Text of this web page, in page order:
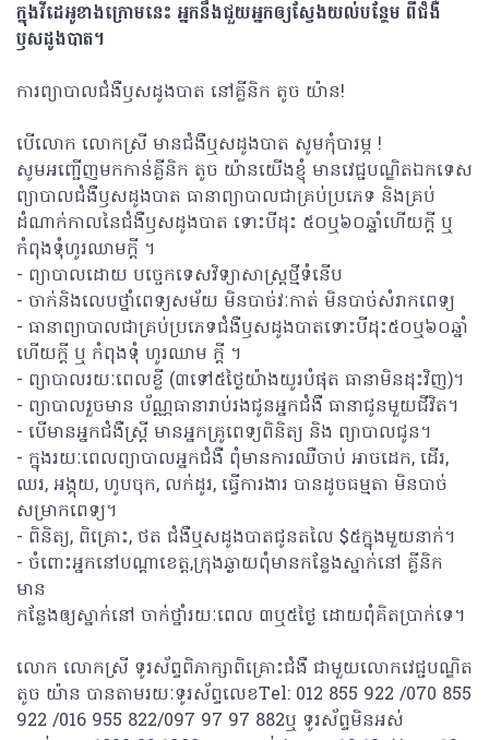
ក្នុងវីដេអូខាងក្រោមនេះ អ្នកនឹងជួយអ្នកឲ្យស្វែងយល់បន្ថែម ពីជំងឺ
ឫសដូងបាត។
ការព្យាបាល​ជំងឺឫសដូងបាត នៅគ្លីនិក តូច យ៉ាន​!
បើលោក លោកស្រី មានជំងឺឬសដូងបាត សូមកុំបារម្ភ !
សូមអញ្ជើញមកកាន់គ្លីនិក តូច យ៉ានយើងខ្ញុំ មានវេជ្ជបណ្ឌិតឯកទេស
ព្យាបាលជំងឺឫសដូងបាត ធានាព្យាបាលជាគ្រប់ប្រភេទ និងគ្រប់
ដំណាក់កាលនៃជំងឺឫសដូងបាត ទោះបីដុះ ៥០ឬ៦០ឆ្នាំហើយក្តី ឬ
កំពុងទុំហូរឈាមក្តី ។
- ព្យាបាលដោយ បច្ចេកទេសវិទ្យាសាស្រ្តថ្មីទំនើប
- ចាក់និងលេបថ្នាំពេទ្យសម័យ មិនបាច់វៈកាត់ មិនបាច់សំរាកពេទ្យ
- ធានាព្យាបាលជាគ្រប់ប្រភេទ​ជំងឺឫសដូងបាតទោះបីដុះ៥០ឬ៦០ឆ្នាំ
ហើយក្តី ឬ កំពុងទុំ ហូរឈាម ក្តី ។
- ព្យាបាលរយៈពេលខ្លី (៣ទៅ៥ថ្ងៃយ៉ាងយូរបំផុត ធានាមិនដុះវិញ)។
- ព្យាបាលរួចមាន ប័ណ្ណធានារាប់រងជូនអ្នកជំងឺ ធានាជូនមួយជីវិត។
- បើមានអ្នកជំងឺស្ត្រី មានអ្នកគ្រូពេទ្យពិនិត្យ និង ព្យាបាលជូន។
- ក្នុងរយៈពេលព្យាបាលអ្នកជំងឺ ពុំមានការឈឺចាប់ អាចដេក, ដើរ,
ឈរ, អង្គុយ, ហូបចុក, លក់ដូរ, ធ្វើការងារ បានដូចធម្មតា មិនបាច់
សម្រាកពេទ្យ។
- ពិនិត្យ, ពិគ្រោះ, ថត ជំងឺឬសដូងបាតជូនតលៃ $៥ក្នុងមួយនាក់។
- ចំពោះអ្នកនៅបណ្ដាខេត្ត,ក្រុងឆ្ងាយពុំមានកន្លែងស្នាក់នៅ គ្លីនិក
មាន
កន្លែងឲ្យស្នាក់នៅ ចាក់ថ្នាំរយៈពេល ៣ឬ៥ថ្ងៃ ដោយពុំគិតប្រាក់ទេ។
លោក លោកស្រី ទូរស័ព្ទពិភាក្សាពិគ្រោះជំងឺ ជាមួយលោកវេជ្ជបណ្ឌិត
តូច យ៉ាន បានតាមរយៈទូរស័ព្ទលេខTel: 012 855 922 /070 855
922 /016 955 822/097 97 97 882ឬ ទូរស័ព្ទមិនអស់